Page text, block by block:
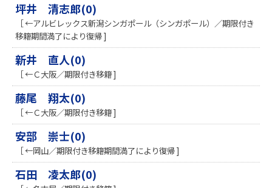
坪井 清志郎(0)
［ ←アルビレックス新潟シンガポール（シンガポール）／期限付き
移籍期間満了により復帰 ]
新井 直人(0)
［ ←Ｃ大阪／期限付き移籍 ]
藤尾 翔太(0)
［ ←Ｃ大阪／期限付き移籍 ]
安部 崇士(0)
［ ←岡山／期限付き移籍期間満了により復帰 ]
石田 凌太郎(0)